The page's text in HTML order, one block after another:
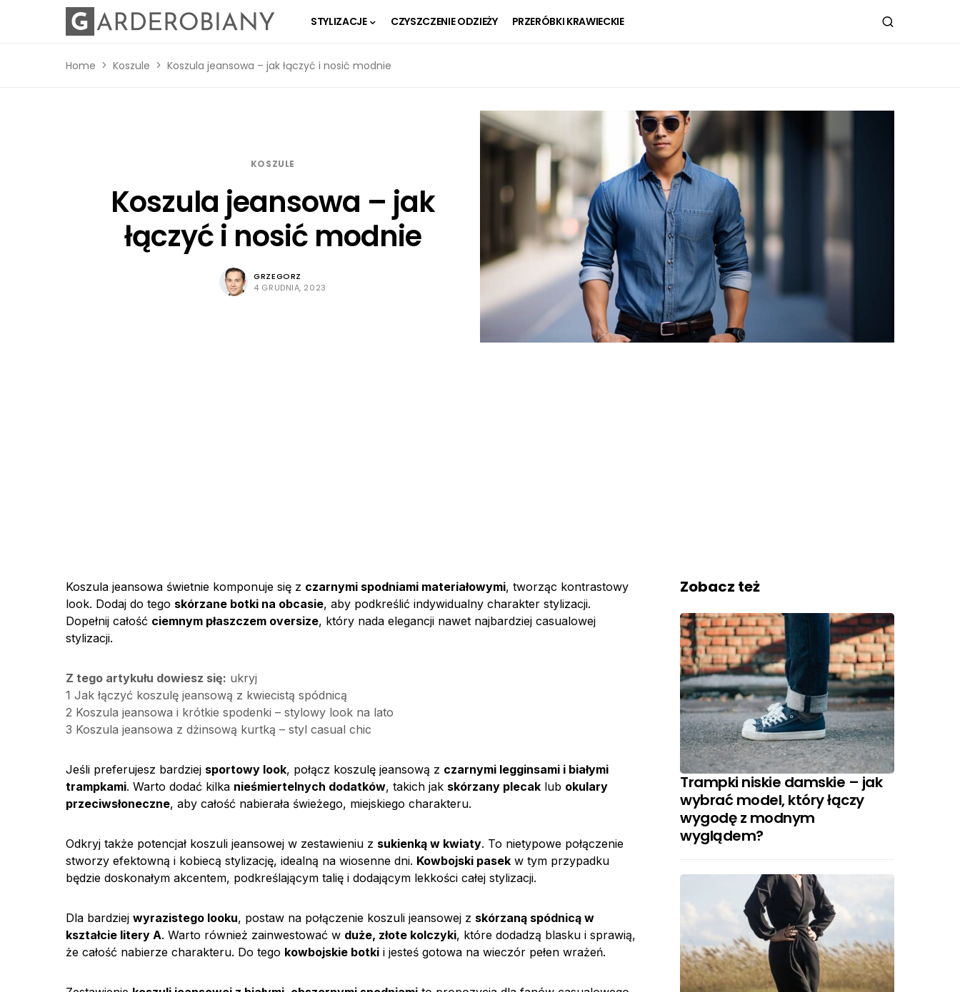
STYLIZACJE CZYSZCZENIE ODZIEŻY PRZERÓBKI KRAWIECKIE
Home Koszule Koszula jeansowa – jak łączyć i nosić modnie
KOSZULE
Koszula jeansowa – jak
łączyć i nosić modnie
GRZEGORZ
4 GRUDNIA, 2023
Koszula jeansowa świetnie komponuje się z czarnymi spodniami materiałowymi, tworząc kontrastowy
look. Dodaj do tego skórzane botki na obcasie, aby podkreślić indywidualny charakter stylizacji.
Dopełnij całość ciemnym płaszczem oversize, który nada elegancji nawet najbardziej casualowej
stylizacji.
Z tego artykułu dowiesz się: ukryj
1 Jak łączyć koszulę jeansową z kwiecistą spódnicą
2 Koszula jeansowa i krótkie spodenki – stylowy look na lato
3 Koszula jeansowa z dżinsową kurtką – styl casual chic
Jeśli preferujesz bardziej sportowy look, połącz koszulę jeansową z czarnymi legginsami i białymi
trampkami. Warto dodać kilka nieśmiertelnych dodatków, takich jak skórzany plecak lub okulary
przeciwsłoneczne, aby całość nabierała świeżego, miejskiego charakteru.
Odkryj także potencjał koszuli jeansowej w zestawieniu z sukienką w kwiaty. To nietypowe połączenie
stworzy efektowną i kobiecą stylizację, idealną na wiosenne dni. Kowbojski pasek w tym przypadku
będzie doskonałym akcentem, podkreślającym talię i dodającym lekkości całej stylizacji.
Dla bardziej wyrazistego looku, postaw na połączenie koszuli jeansowej z skórzaną spódnicą w
kształcie litery A. Warto również zainwestować w duże, złote kolczyki, które dodadzą blasku i sprawią,
że całość nabierze charakteru. Do tego kowbojskie botki i jesteś gotowa na wieczór pełen wrażeń.
Zobacz też
Trampki niskie damskie – jak
wybrać model, który łączy
wygodę z modnym
wyglądem?